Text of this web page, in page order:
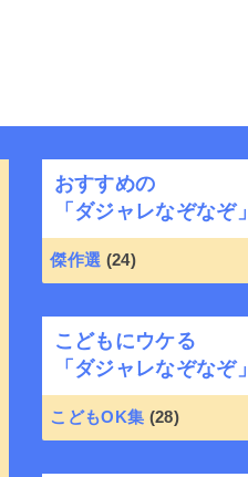
おすすめの
「ダジャレなぞなぞ」
傑作選 (24)
こどもにウケる
「ダジャレなぞなぞ」
こどもOK集 (28)